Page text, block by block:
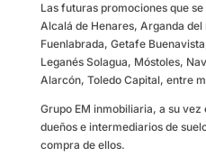
Las futuras promociones que
Alcalá de Henares, Arganda del
Fuenlabrada, Getafe
Leganés Solagua, Móstoles,
Alarcón, Toledo Capital, entre
Grupo EM inmobiliaria, a su
dueños e intermediarios de
compra de ellos.